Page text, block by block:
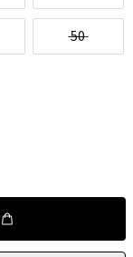
50